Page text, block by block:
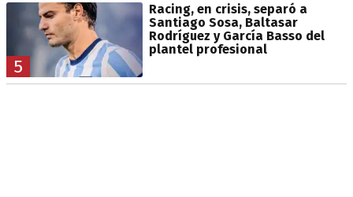
5
Racing, en crisis, separó a
Santiago Sosa, Baltasar
Rodríguez y García Basso del
plantel profesional